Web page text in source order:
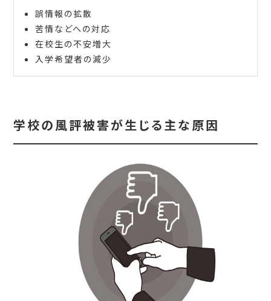
誤情報の拡散
苦情などへの対応
在校生の不安増大
入学希望者の減少
学校の風評被害が生じる主な原因